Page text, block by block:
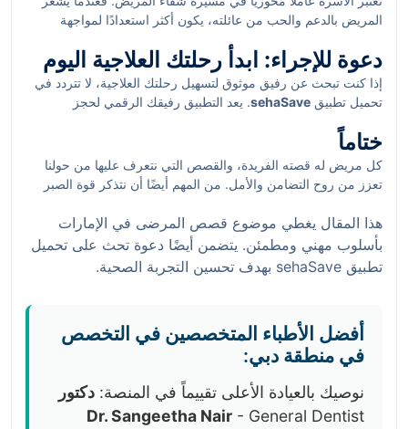
المريض بالدعم والحب من عائلته، يكون أكثر استعدادًا لمواجهة
لهم القوة النفسية اللازمة للاستمرار. في كثير من الأحيان، يكون لهم
دور في اتخاذ القرارات العلاجية والمشاركة الفعّالة في مراحل العلاج.
دعوة للإجراء: ابدأ رحلتك العلاجية اليوم
إذا كنت تبحث عن رفيق موثوق لتسهيل رحلتك العلاجية، لا تتردد في
تحميل تطبيق sehaSave. يعد التطبيق رفيقك الرقمي لحجز
بشغف وثقة.
ختاماً
كل مريض له قصته الفريدة، والقصص التي نتعرف عليها من حولنا
تعزز من روح التضامن والأمل. من المهم أيضًا أن نتذكر قوة الصبر
الحصول على علاج فعال ودعم نفسي قوي يرشدهم نحو الشفاء. دعونا
نكون جزءًا من هذه الرحلة، وندعم بعضنا البعض لتحقيق الصحة
والسعادة.
هذا المقال يغطي موضوع قصص المرضى في الإمارات
بأسلوب مهني ومطمئن. يتضمن أيضًا دعوة تحث على تحميل
تطبيق sehaSave بهدف تحسين التجربة الصحية.
أفضل الأطباء المتخصصين في التخصص
في منطقة دبي:
نوصيك بالعيادة الأعلى تقييماً في المنصة: دكتور
Dr. Sangeetha Nair - General Dentist